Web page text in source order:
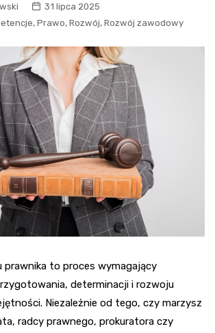
31 lipca 2025
, Prawo, Rozwój, Rozwój zawodowy
prawnika to proces wymagający
determinacji i rozwoju
Niezależnie od tego, czy marzysz
radcy prawnego, prokuratora czy